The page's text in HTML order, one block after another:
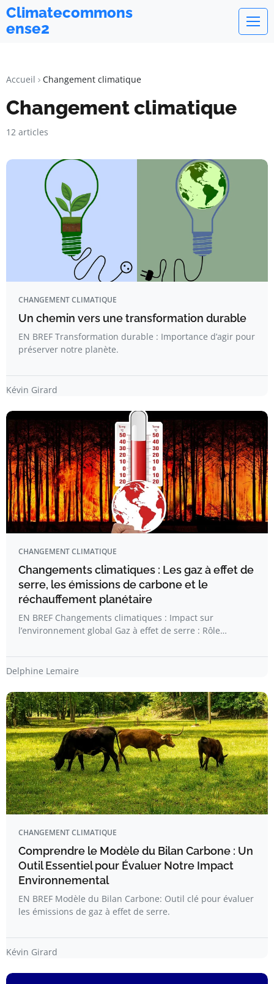
Climatecommons
ense2
Accueil Changement climatique
Changement climatique
12 articles
CHANGEMENT CLIMATIQUE
Un chemin vers une transformation durable
EN BREF Transformation durable : Importance d’agir pour
préserver notre planète.
Kévin Girard
CHANGEMENT CLIMATIQUE
Changements climatiques : Les gaz à effet de
serre, les émissions de carbone et le
réchauffement planétaire
EN BREF Changements climatiques : Impact sur
l’environnement global Gaz à effet de serre : Rôle…
Delphine Lemaire
CHANGEMENT CLIMATIQUE
Comprendre le Modèle du Bilan Carbone : Un
Outil Essentiel pour Évaluer Notre Impact
Environnemental
EN BREF Modèle du Bilan Carbone: Outil clé pour évaluer
les émissions de gaz à effet de serre.
Kévin Girard